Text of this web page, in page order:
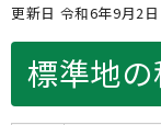
更新日 令和6年9月2日
標準地